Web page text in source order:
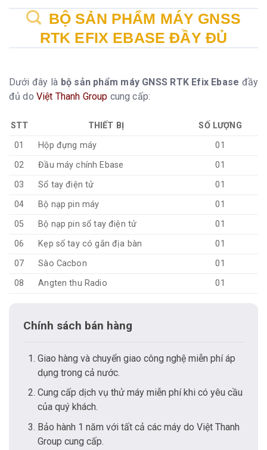
BỘ SẢN PHẨM MÁY GNSS
RTK EFIX EBASE ĐẦY ĐỦ
Dưới đây là bộ sản phẩm máy GNSS RTK Efix Ebase đầy
đủ do Việt Thanh Group cung cấp:
STT THIẾT BỊ
SỐ LƯỢNG
01
Hộp đựng máy
01
02
Đầu máy chính Ebase
01
03
Sổ tay điện tử
01
04
Bộ nạp pin máy
01
05
Bộ nạp pin sổ tay điện tử
01
06
Kẹp sổ tay có gắn địa bàn
01
07
Sào Cacbon
01
08
Angten thu Radio 01
Chính sách bán hàng
Giao hàng và chuyển giao công nghệ miễn phí áp
dụng trong cả nước.
Cung cấp dịch vụ thử máy miễn phí khi có yêu cầu
của quý khách.
Bảo hành 1 năm với tất cả các máy do Việt Thanh
Group cung cấp.